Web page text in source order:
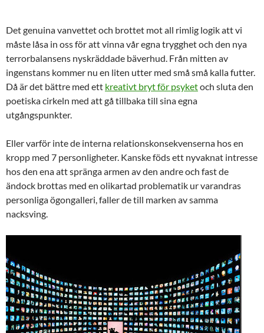
Det genuina vanvettet och brottet mot all rimlig logik att vi
måste låsa in oss för att vinna vår egna trygghet och den nya
terrorbalansens nyskräddade bäverhud. Från mitten av
ingenstans kommer nu en liten utter med små små kalla futter.
Då är det bättre med ett kreativt bryt för psyketoch sluta den
poetiska cirkeln med att gå tillbaka till sina egna
utgångspunkter.
Eller varför inte de interna relationskonsekvenserna hos en
kropp med 7 personligheter. Kanske föds ett nyvaknat intresse
hos den ena att spränga armen av den andre och fast de
ändock brottas med en olikartad problematik ur varandras
personliga ögongalleri, faller de till marken av samma
nacksving.